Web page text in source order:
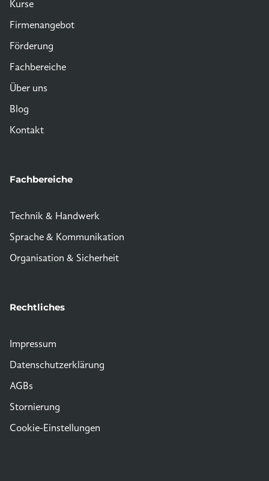
Kurse
Firmenangebot
Förderung
Fachbereiche
Über uns
Blog
Kontakt
Fachbereiche
Technik & Handwerk
Sprache & Kommunikation
Organisation & Sicherheit
Rechtliches
Impressum
Datenschutzerklärung
AGBs
Stornierung
Cookie-Einstellungen